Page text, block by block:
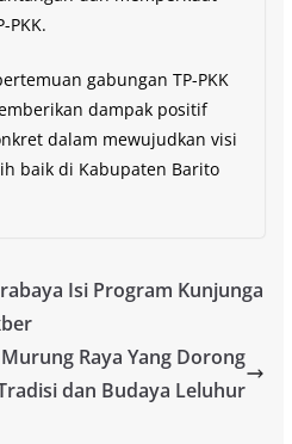
PKK.
gabungan TP-PKK
dampak positif
dalam mewujudkan visi
baik di Kabupaten Barito
Isi Program Kunjunga
Raya Yang Dorong
dan Budaya Leluhur